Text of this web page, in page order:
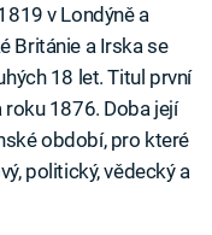
v Londýně a
Británie a Irska se
18 let. Titul první
1876. Doba její
období, pro které
politický, vědecký a